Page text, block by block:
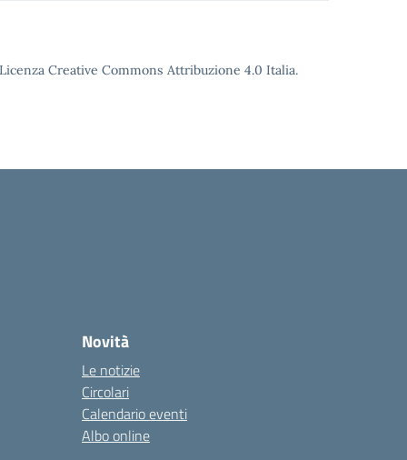
Creative Commons Attribuzione 4.0 Italia.
Novità
Le notizie
Circolari
Calendario eventi
Albo online